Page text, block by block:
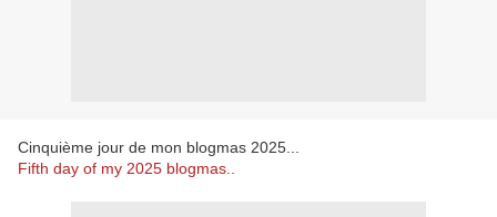
Cinquième jour de mon blogmas 2025...
Fifth day of my 2025 blogmas..